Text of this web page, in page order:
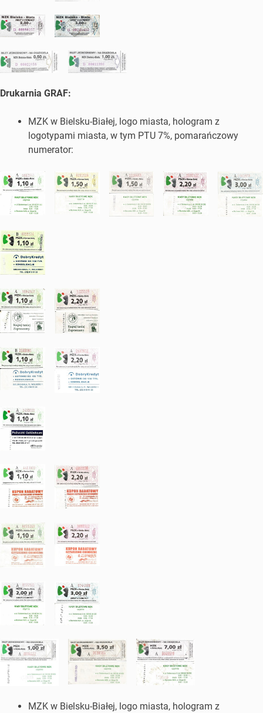
Drukarnia GRAF:
MZK w Bielsku-Białej, logo miasta, hologram z
logotypami miasta, w tym PTU 7%, pomarańczowy
numerator:
MZK w Bielsku-Białej, logo miasta, hologram z